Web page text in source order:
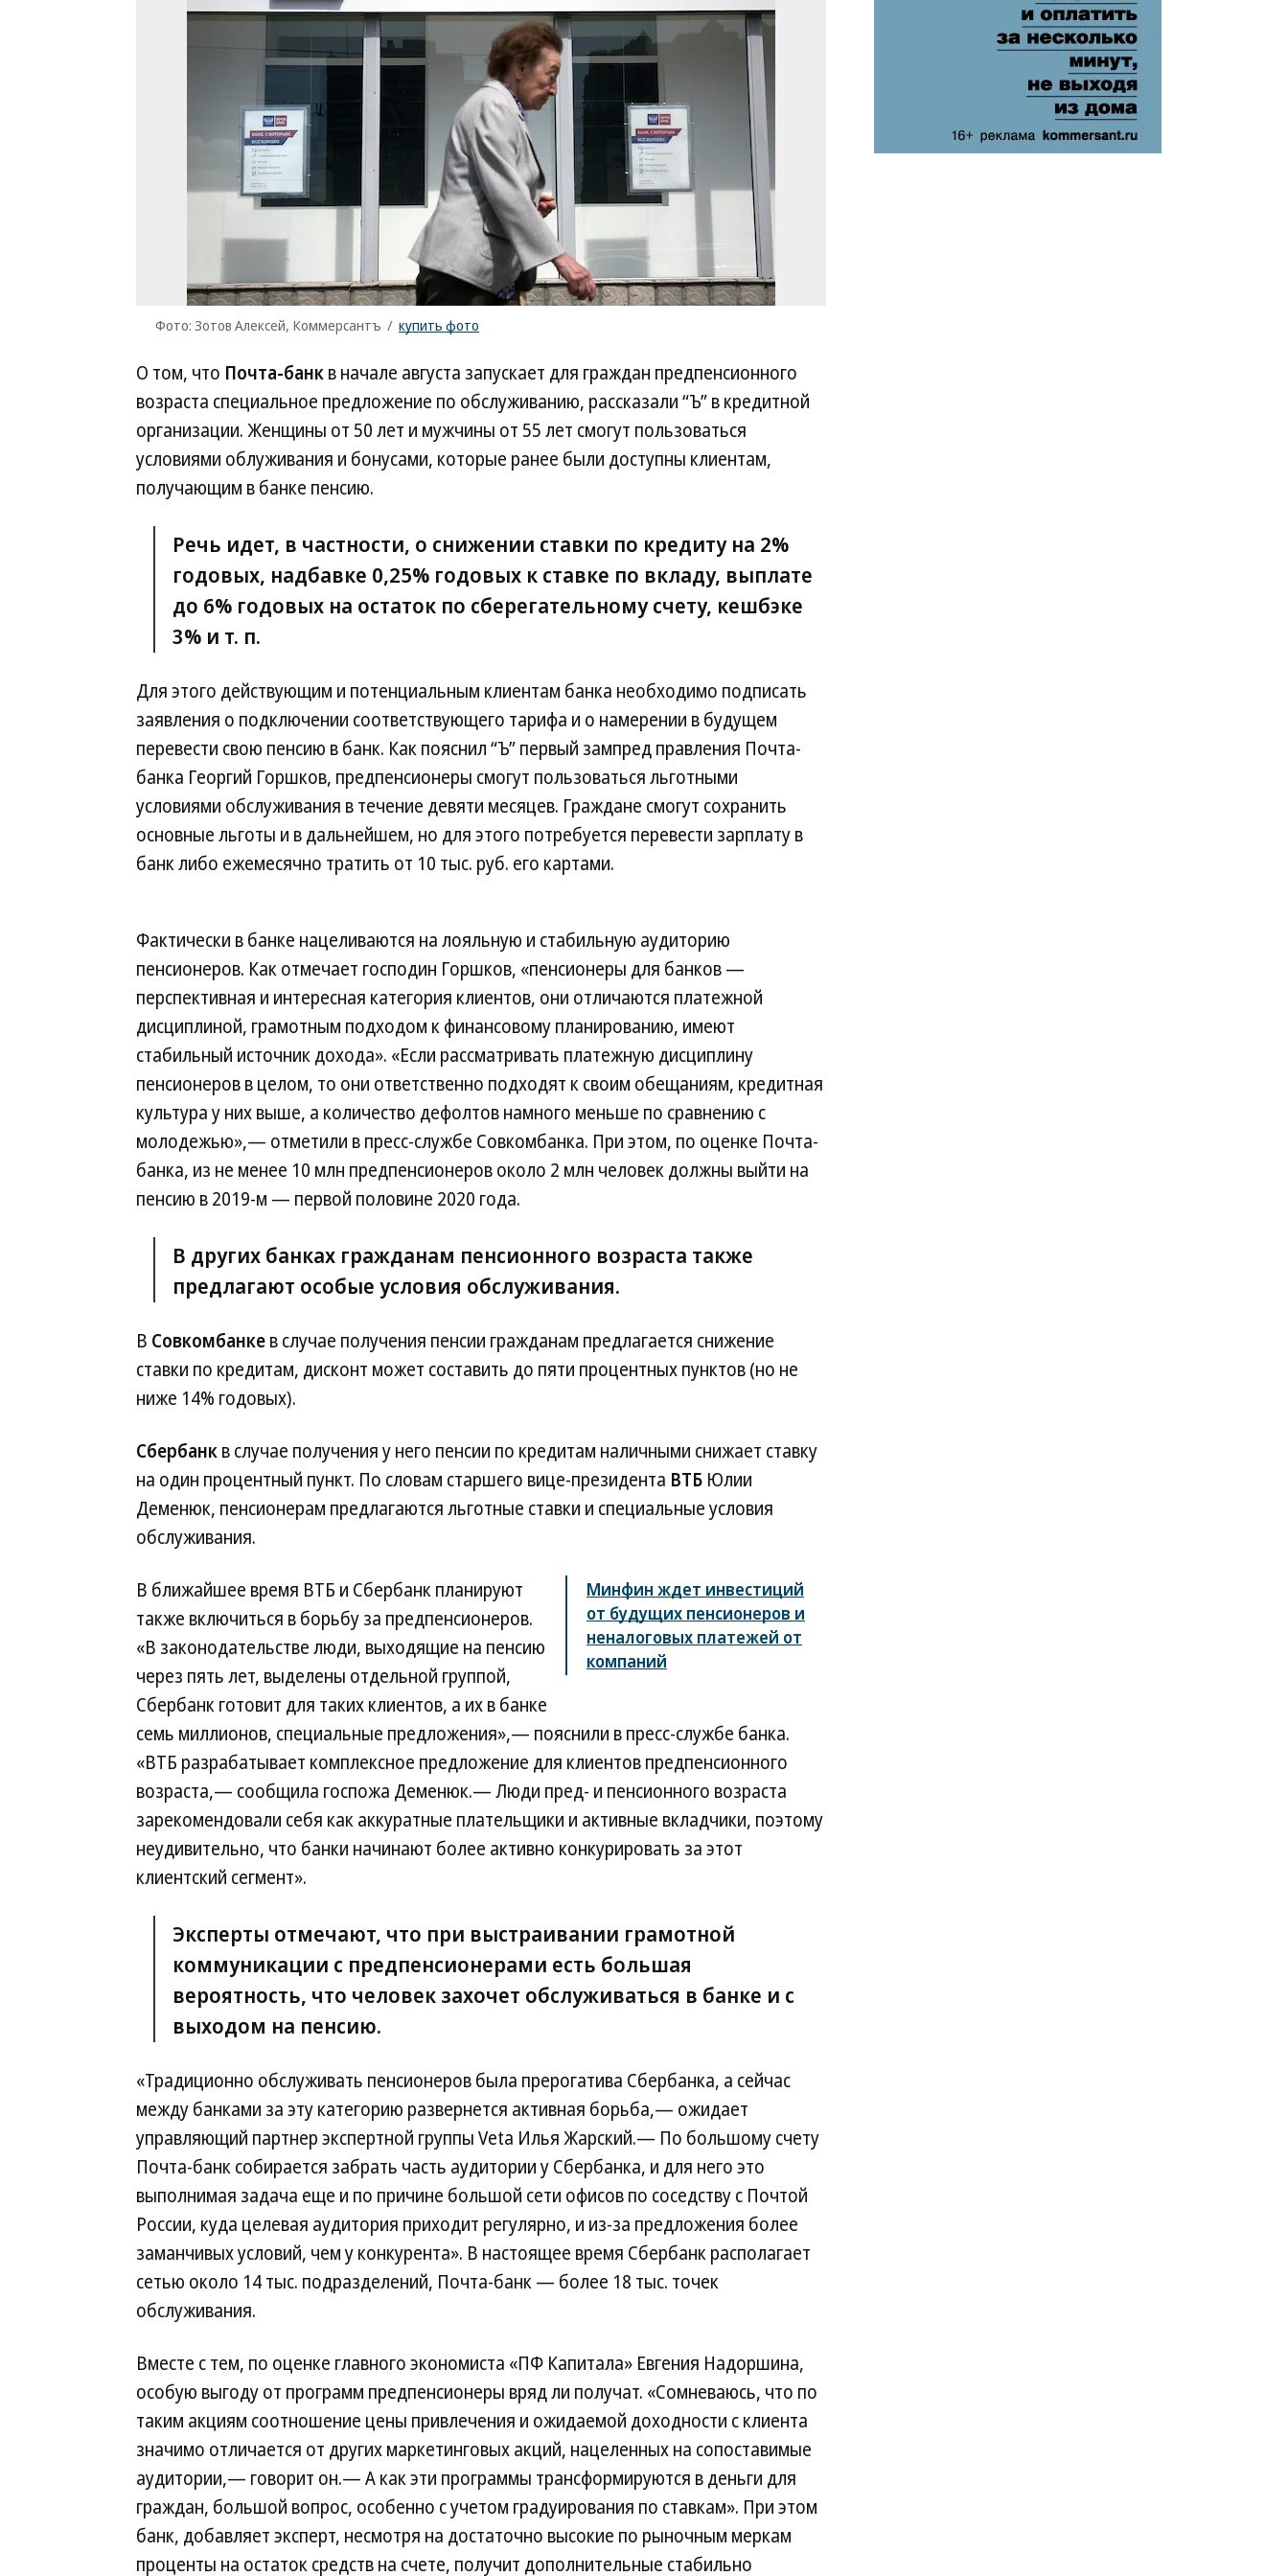
Фото: Зотов Алексей, Коммерсантъ / купить фото
О том, что Почта-банкв начале августа запускает для граждан предпенсионного
возраста специальное предложение по обслуживанию, рассказали “Ъ” в кредитной
организации. Женщины от 50 лет и мужчины от 55 лет смогут пользоваться
условиями облуживания и бонусами, которые ранее были доступны клиентам,
получающим в банке пенсию.
Речь идет, в частности, о снижении ставки по кредиту на 2%
годовых, надбавке 0,25% годовых к ставке по вкладу, выплате
до 6% годовых на остаток по сберегательному счету, кешбэке
3% и т. п.
Для этого действующим и потенциальным клиентам банка необходимо подписать
заявления о подключении соответствующего тарифа и о намерении в будущем
перевести свою пенсию в банк. Как пояснил “Ъ” первый зампред правления Почта-
банка Георгий Горшков, предпенсионеры смогут пользоваться льготными
условиями обслуживания в течение девяти месяцев. Граждане смогут сохранить
основные льготы и в дальнейшем, но для этого потребуется перевести зарплату в
банк либо ежемесячно тратить от 10 тыс. руб. его картами.
Фактически в банке нацеливаются на лояльную и стабильную аудиторию
пенсионеров. Как отмечает господин Горшков, «пенсионеры для банков —
перспективная и интересная категория клиентов, они отличаются платежной
дисциплиной, грамотным подходом к финансовому планированию, имеют
стабильный источник дохода». «Если рассматривать платежную дисциплину
пенсионеров в целом, то они ответственно подходят к своим обещаниям, кредитная
культура у них выше, а количество дефолтов намного меньше по сравнению с
молодежью»,— отметили в пресс-службе Совкомбанка. При этом, по оценке Почта-
банка, из не менее 10 млн предпенсионеров около 2 млн человек должны выйти на
пенсию в 2019-м — первой половине 2020 года.
В других банках гражданам пенсионного возраста также
предлагают особые условия обслуживания.
В Совкомбанкев случае получения пенсии гражданам предлагается снижение
ставки по кредитам, дисконт может составить до пяти процентных пунктов (но не
ниже 14% годовых).
Сбербанкв случае получения у него пенсии по кредитам наличными снижает ставку
на один процентный пункт. По словам старшего вице-президента ВТБ Юлии
Деменюк, пенсионерам предлагаются льготные ставки и специальные условия
обслуживания.
Минфин ждет инвестиций
от будущих пенсионеров и
неналоговых платежей от
компаний
В ближайшее время ВТБ и Сбербанк планируют
также включиться в борьбу за предпенсионеров.
«В законодательстве люди, выходящие на пенсию
через пять лет, выделены отдельной группой,
Сбербанк готовит для таких клиентов, а их в банке
семь миллионов, специальные предложения»,— пояснили в пресс-службе банка.
«ВТБ разрабатывает комплексное предложение для клиентов предпенсионного
возраста,— сообщила госпожа Деменюк.— Люди пред- и пенсионного возраста
зарекомендовали себя как аккуратные плательщики и активные вкладчики, поэтому
неудивительно, что банки начинают более активно конкурировать за этот
клиентский сегмент».
Эксперты отмечают, что при выстраивании грамотной
коммуникации с предпенсионерами есть большая
вероятность, что человек захочет обслуживаться в банке и с
выходом на пенсию.
«Традиционно обслуживать пенсионеров была прерогатива Сбербанка, а сейчас
между банками за эту категорию развернется активная борьба,— ожидает
управляющий партнер экспертной группы Veta Илья Жарский.— По большому счету
Почта-банк собирается забрать часть аудитории у Сбербанка, и для него это
выполнимая задача еще и по причине большой сети офисов по соседству с Почтой
России, куда целевая аудитория приходит регулярно, и из-за предложения более
заманчивых условий, чем у конкурента». В настоящее время Сбербанк располагает
сетью около 14 тыс. подразделений, Почта-банк — более 18 тыс. точек
обслуживания.
Вместе с тем, по оценке главного экономиста «ПФ Капитала» Евгения Надоршина,
особую выгоду от программ предпенсионеры вряд ли получат. «Сомневаюсь, что по
таким акциям соотношение цены привлечения и ожидаемой доходности с клиента
значимо отличается от других маркетинговых акций, нацеленных на сопоставимые
аудитории,— говорит он.— А как эти программы трансформируются в деньги для
граждан, большой вопрос, особенно с учетом градуирования по ставкам». При этом
банк, добавляет эксперт, несмотря на достаточно высокие по рыночным меркам
проценты на остаток средств на счете, получит дополнительные стабильно